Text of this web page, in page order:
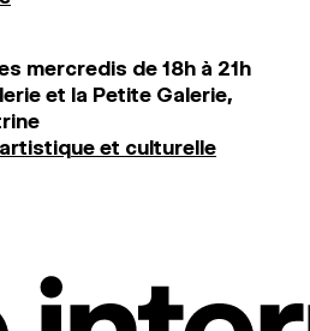
mercredis de 18h à 21h
et la Petite Galerie,
et culturelle